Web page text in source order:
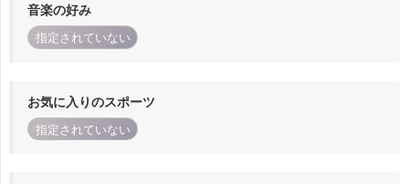
音楽の好み
指定されていない
お気に入りのスポーツ
指定されていない